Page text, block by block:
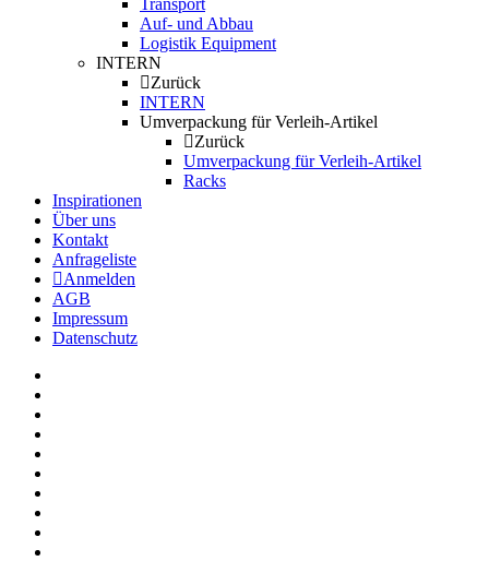
Transport
Auf- und Abbau
Logistik Equipment
INTERN
Zurück
INTERN
Umverpackung für Verleih-Artikel
Zurück
Umverpackung für Verleih-Artikel
Racks
Inspirationen
Über uns
Kontakt
Anfrageliste
Anmelden
AGB
Impressum
Datenschutz